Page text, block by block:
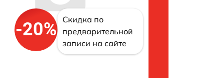
-20%
Скидка по
предварительной
записи на сайте